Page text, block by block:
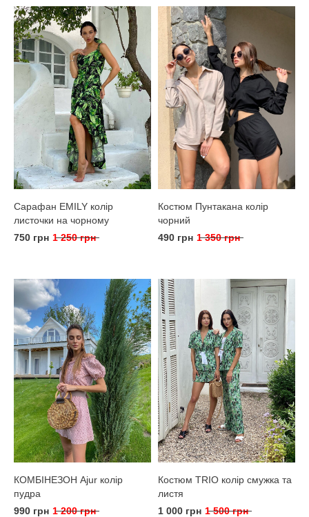
Сарафан EMILY колір
листочки на чорному
750 грн 1 250 грн
Костюм Пунтакана колір
чорний
490 грн 1 350 грн
КОМБІНЕЗОН Ajur колір
пудра
990 грн 1 200 грн
Костюм TRIO колір смужка та
листя
1 000 грн 1 500 грн